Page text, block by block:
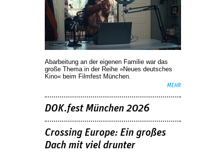
Abarbeitung an der eigenen Familie war das
große Thema in der Reihe »Neues deutsches
Kino« beim Filmfest München.
MEHR
DOK.fest München 2026
Crossing Europe: Ein großes
Dach mit viel drunter